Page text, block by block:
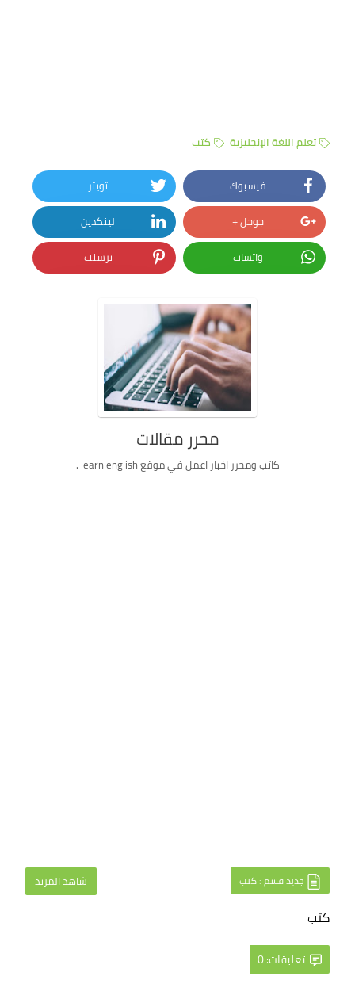
تعلم اللغة الإنجليزية كتب
فيسبوك
تويتر
جوجل +
لينكدين
واتساب
برسنت
محرر مقالات
كاتب ومحرر اخبار اعمل في موقع learn english .
جديد قسم : كتب شاهد المزيد
كتب
تعليقات: 0